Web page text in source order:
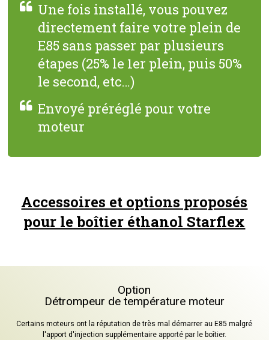
Une fois installé, vous pouvez
directement faire votre plein de
E85 sans passer par plusieurs
étapes (25% le 1er plein, puis 50%
le second, etc…)
Envoyé préréglé pour votre
moteur
Accessoires et options proposés
pour le boîtier éthanol Starflex
Option
Détrompeur de température moteur
Certains moteurs ont la réputation de très mal démarrer au E85 malgré
l'apport d'injection supplémentaire apporté par le boîtier.